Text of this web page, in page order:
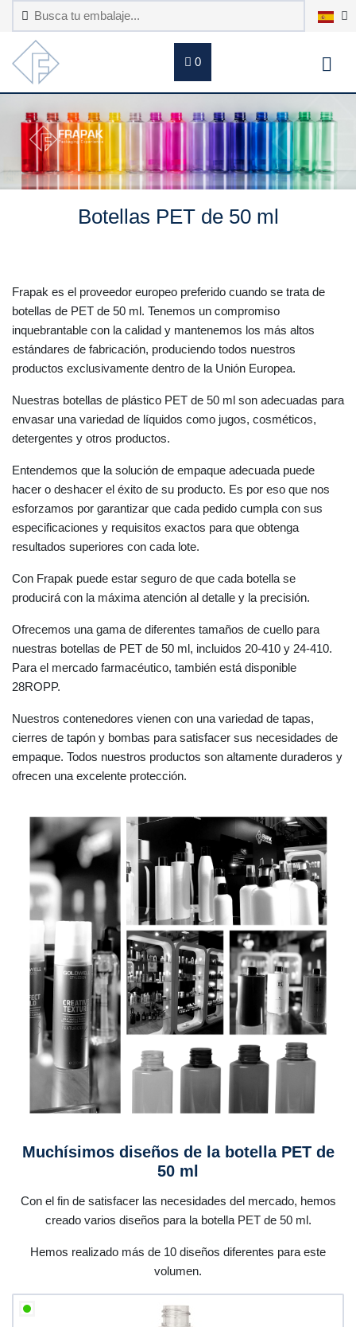
0
Botellas PET de 50 ml
Frapak es el proveedor europeo preferido cuando se trata de
botellas de PET de 50 ml. Tenemos un compromiso
inquebrantable con la calidad y mantenemos los más altos
estándares de fabricación, produciendo todos nuestros
productos exclusivamente dentro de la Unión Europea.
Nuestras botellas de plástico PET de 50 ml son adecuadas para
envasar una variedad de líquidos como jugos, cosméticos,
detergentes y otros productos.
Entendemos que la solución de empaque adecuada puede
hacer o deshacer el éxito de su producto. Es por eso que nos
esforzamos por garantizar que cada pedido cumpla con sus
especificaciones y requisitos exactos para que obtenga
resultados superiores con cada lote.
Con Frapak puede estar seguro de que cada botella se
producirá con la máxima atención al detalle y la precisión.
Ofrecemos una gama de diferentes tamaños de cuello para
nuestras botellas de PET de 50 ml, incluidos 20-410 y 24-410.
Para el mercado farmacéutico, también está disponible
28ROPP.
Nuestros contenedores vienen con una variedad de tapas,
cierres de tapón y bombas para satisfacer sus necesidades de
empaque. Todos nuestros productos son altamente duraderos y
ofrecen una excelente protección.
Muchísimos diseños de la botella PET de
50 ml
Con el fin de satisfacer las necesidades del mercado, hemos
creado varios diseños para la botella PET de 50 ml.
Hemos realizado más de 10 diseños diferentes para este
volumen.